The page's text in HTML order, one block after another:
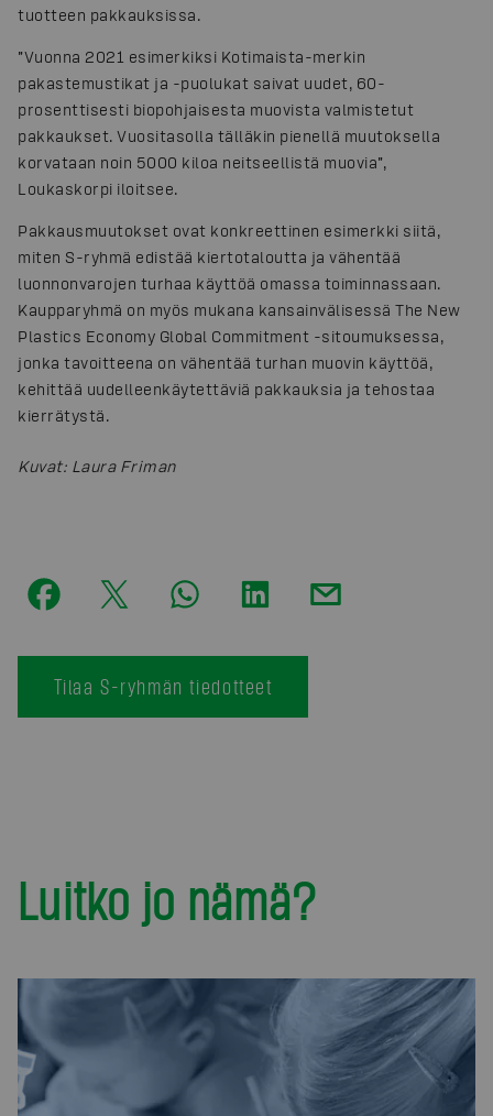
tuotteen pakkauksissa.
”Vuonna 2021 esimerkiksi Kotimaista-merkin
pakastemustikat ja -puolukat saivat uudet, 60-
prosenttisesti biopohjaisesta muovista valmistetut
pakkaukset. Vuositasolla tälläkin pienellä muutoksella
korvataan noin 5000 kiloa neitseellistä muovia”,
Loukaskorpi iloitsee.
Pakkausmuutokset ovat konkreettinen esimerkki siitä,
miten S-ryhmä edistää kiertotaloutta ja vähentää
luonnonvarojen turhaa käyttöä omassa toiminnassaan.
Kaupparyhmä on myös mukana kansainvälisessä The New
Plastics Economy Global Commitment -sitoumuksessa,
jonka tavoitteena on vähentää turhan muovin käyttöä,
kehittää uudelleenkäytettäviä pakkauksia ja tehostaa
kierrätystä.
Kuvat: Laura Friman
Tilaa S-ryhmän tiedotteet
Luitko jo nämä?